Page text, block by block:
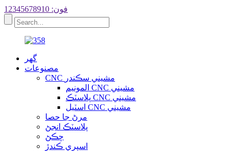
فون: 12345678910
گهر
مصنوعات
CNC مشيني سڪندر
المونيم CNC مشيني
پلاسٽڪ CNC مشيني
اسٽيل CNC مشيني
مرڻ جا حصا
پلاسٽڪ انجڻ
ڇڪڻ
اسپري ڪندڙ